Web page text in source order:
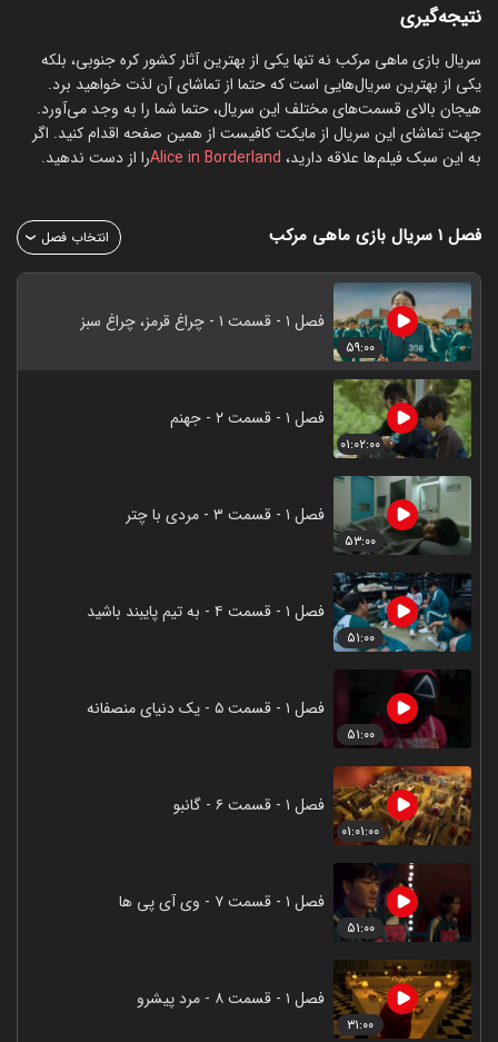
نتیجه‌گیری
سریال بازی ماهی مرکب نه تنها یکی از بهترین آثار کشور کره جنوبی، بلکه
یکی از بهترین سریال‌هایی است که حتما از تماشای آن لذت خواهید برد.
هیجان بالای قسمت‌های مختلف این سریال، حتما شما را به وجد می‌آورد.
جهت تماشای این سریال از مایکت کافیست از همین صفحه اقدام کنید. اگر
به این سبک فیلم‌ها علاقه دارید، Alice in Borderlandرا از دست ندهید.
فصل ۱ سریال بازی ماهی مرکب انتخاب فصل
۵۹:۰۰
فصل ۱ - قسمت ۱ - چراغ قرمز، چراغ سبز
۰۱:۰۲:۰۰
فصل ۱ - قسمت ۲ - جهنم
۵۳:۰۰
فصل ۱ - قسمت ۳ - مردی با چتر
۵۱:۰۰
فصل ۱ - قسمت ۴ - به تیم پایبند باشید
۵۱:۰۰
فصل ۱ - قسمت ۵ - یک دنیای منصفانه
۰۱:۰۱:۰۰
فصل ۱ - قسمت ۶ - گانبو
۵۱:۰۰
فصل ۱ - قسمت ۷ - وی آی پی ها
۳۱:۰۰
فصل ۱ - قسمت ۸ - مرد پیشرو